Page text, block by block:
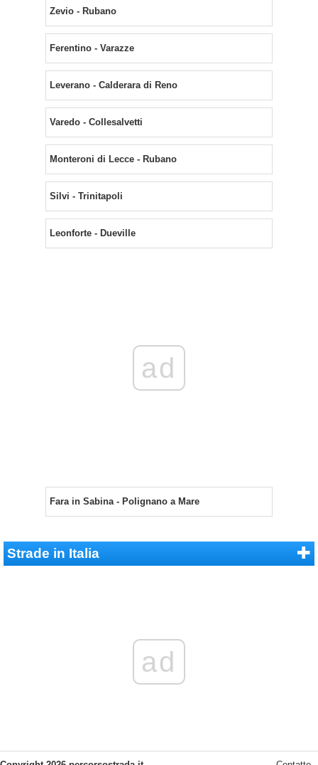
Zevio - Rubano
Ferentino - Varazze
Leverano - Calderara di Reno
Varedo - Collesalvetti
Monteroni di Lecce - Rubano
Silvi - Trinitapoli
Leonforte - Dueville
ad
Fara in Sabina - Polignano a Mare
Strade in Italia
ad